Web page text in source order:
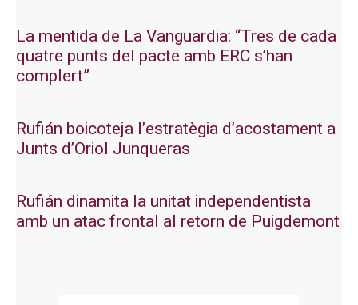
La mentida de La Vanguardia: “Tres de cada
quatre punts del pacte amb ERC s’han
complert”
Rufián boicoteja l’estratègia d’acostament a
Junts d’Oriol Junqueras
Rufián dinamita la unitat independentista
amb un atac frontal al retorn de Puigdemont